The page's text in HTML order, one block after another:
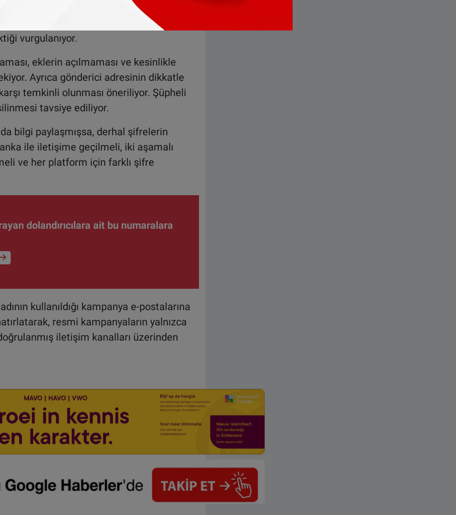
adresten gönderildiğinin kontrol edilmesi
gelen ve cazip vaatler içeren
vurgulanıyor.
eklerin açılmaması ve kesinlikle
Ayrıca gönderici adresinin dikkatle
temkinli olunması öneriliyor. Şüpheli
tavsiye ediliyor.
da bilgi paylaşmışsa, derhal şifrelerin
ile iletişime geçilmeli, iki aşamalı
ve her platform için farklı şifre
dolandırıcılara ait bu numaralara
kullanıldığı kampanya e-postalarına
resmi kampanyaların yalnızca
iletişim kanalları üzerinden